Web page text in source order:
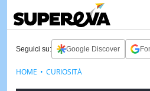
Seguici su: Google Discover
HOME CURIOSITÀ